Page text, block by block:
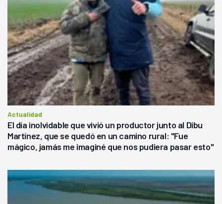
Actualidad
El día inolvidable que vivió un productor junto al Dibu
Martínez, que se quedó en un camino rural: "Fue
mágico, jamás me imaginé que nos pudiera pasar esto"